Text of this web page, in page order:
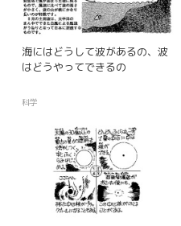
海にはどうして波があるの、波
はどうやってできるの
科学